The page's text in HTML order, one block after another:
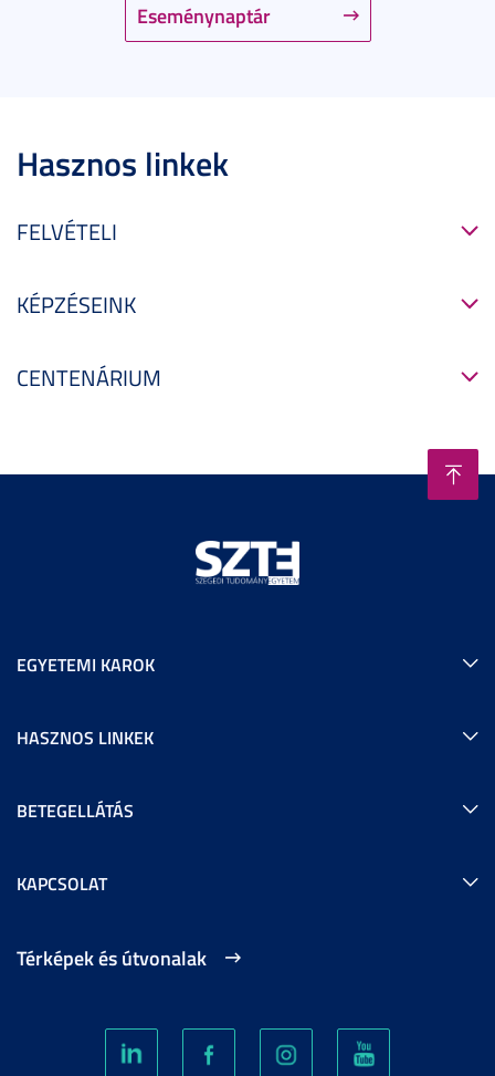
Eseménynaptár
Hasznos linkek
FELVÉTELI
KÉPZÉSEINK
CENTENÁRIUM
EGYETEMI KAROK
HASZNOS LINKEK
BETEGELLÁTÁS
KAPCSOLAT
Térképek és útvonalak